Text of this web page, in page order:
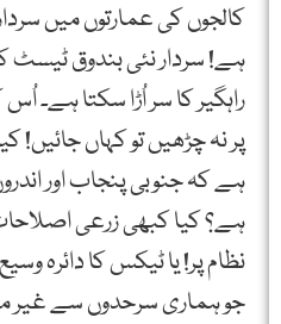
کالجوں کی عمارتوں میں
ہے! سردار نئی بندوق
راہگیر کا سر اُڑا سکتا ہے۔
پر نہ چڑھیں تو کہاں جائیں!
ہے کہ جنوبی پنجاب اور
ہے؟ کیا کبھی زرعی
نظام پر! یا ٹیکس کا دائرہ
جو ہماری سرحدوں سے غیر